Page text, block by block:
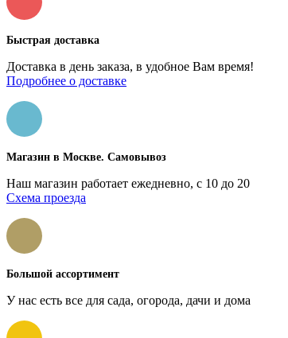
Быстрая доставка
Доставка в день заказа, в удобное Вам время!
Подробнее о доставке
Магазин в Москве. Самовывоз
Наш магазин работает ежедневно, с 10 до 20
Схема проезда
Большой ассортимент
У нас есть все для сада, огорода, дачи и дома